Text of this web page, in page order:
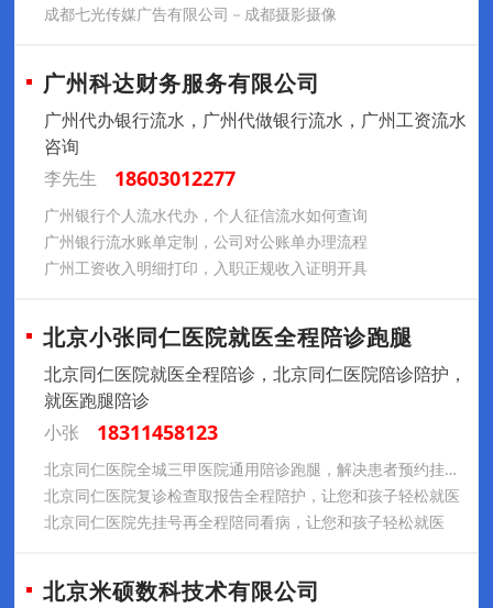
成都七光传媒广告有限公司－成都摄影摄像
广州科达财务服务有限公司
广州代办银行流水，广州代做银行流水，广州工资流水
咨询
李先生
18603012277
广州银行个人流水代办，个人征信流水如何查询
广州银行流水账单定制，公司对公账单办理流程
广州工资收入明细打印，入职正规收入证明开具
北京小张同仁医院就医全程陪诊跑腿
北京同仁医院就医全程陪诊，北京同仁医院陪诊陪护，
就医跑腿陪诊
小张
18311458123
北京同仁医院全城三甲医院通用陪诊跑腿，解决患者预约挂号难题
北京同仁医院复诊检查取报告全程陪护，让您和孩子轻松就医
北京同仁医院先挂号再全程陪同看病，让您和孩子轻松就医
北京米硕数科技术有限公司